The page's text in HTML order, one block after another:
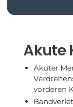
Akute
Akuter
vorderen